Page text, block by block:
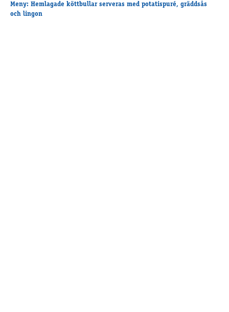
Meny: Hemlagade köttbullar serveras med potatispuré, gräddsås
och lingon